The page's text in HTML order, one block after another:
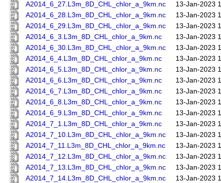
A2014_6_27.L3m_8D_CHL_chlor_a_9km.nc
13-Jan-2023
A2014_6_28.L3m_8D_CHL_chlor_a_9km.nc
13-Jan-2023
A2014_6_29.L3m_8D_CHL_chlor_a_9km.nc
13-Jan-2023
A2014_6_3.L3m_8D_CHL_chlor_a_9km.nc
13-Jan-2023
A2014_6_30.L3m_8D_CHL_chlor_a_9km.nc
13-Jan-2023
A2014_6_4.L3m_8D_CHL_chlor_a_9km.nc
13-Jan-2023
A2014_6_5.L3m_8D_CHL_chlor_a_9km.nc
13-Jan-2023
A2014_6_6.L3m_8D_CHL_chlor_a_9km.nc
13-Jan-2023
A2014_6_7.L3m_8D_CHL_chlor_a_9km.nc
13-Jan-2023
A2014_6_8.L3m_8D_CHL_chlor_a_9km.nc
13-Jan-2023
A2014_6_9.L3m_8D_CHL_chlor_a_9km.nc
13-Jan-2023
A2014_7_1.L3m_8D_CHL_chlor_a_9km.nc
13-Jan-2023
A2014_7_10.L3m_8D_CHL_chlor_a_9km.nc
13-Jan-2023
A2014_7_11.L3m_8D_CHL_chlor_a_9km.nc
13-Jan-2023
A2014_7_12.L3m_8D_CHL_chlor_a_9km.nc
13-Jan-2023
A2014_7_13.L3m_8D_CHL_chlor_a_9km.nc
13-Jan-2023
A2014_7_14.L3m_8D_CHL_chlor_a_9km.nc
13-Jan-2023